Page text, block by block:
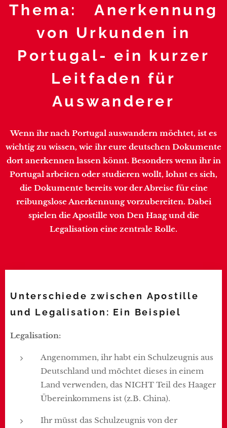
Thema: Anerkennung
von Urkunden in
Portugal- ein kurzer
Leitfaden für
Auswanderer
Wenn ihr nach Portugal auswandern möchtet, ist es
wichtig zu wissen, wie ihr eure deutschen Dokumente
dort anerkennen lassen könnt. Besonders wenn ihr in
Portugal arbeiten oder studieren wollt, lohnt es sich,
die Dokumente bereits vor der Abreise für eine
reibungslose Anerkennung vorzubereiten. Dabei
spielen die Apostille von Den Haag und die
Legalisation eine zentrale Rolle.
Unterschiede zwischen Apostille
und Legalisation: Ein Beispiel
Legalisation:
Angenommen, ihr habt ein Schulzeugnis aus
Deutschland und möchtet dieses in einem
Land verwenden, das NICHT Teil des Haager
Übereinkommens ist (z.B. China).
Ihr müsst das Schulzeugnis von der